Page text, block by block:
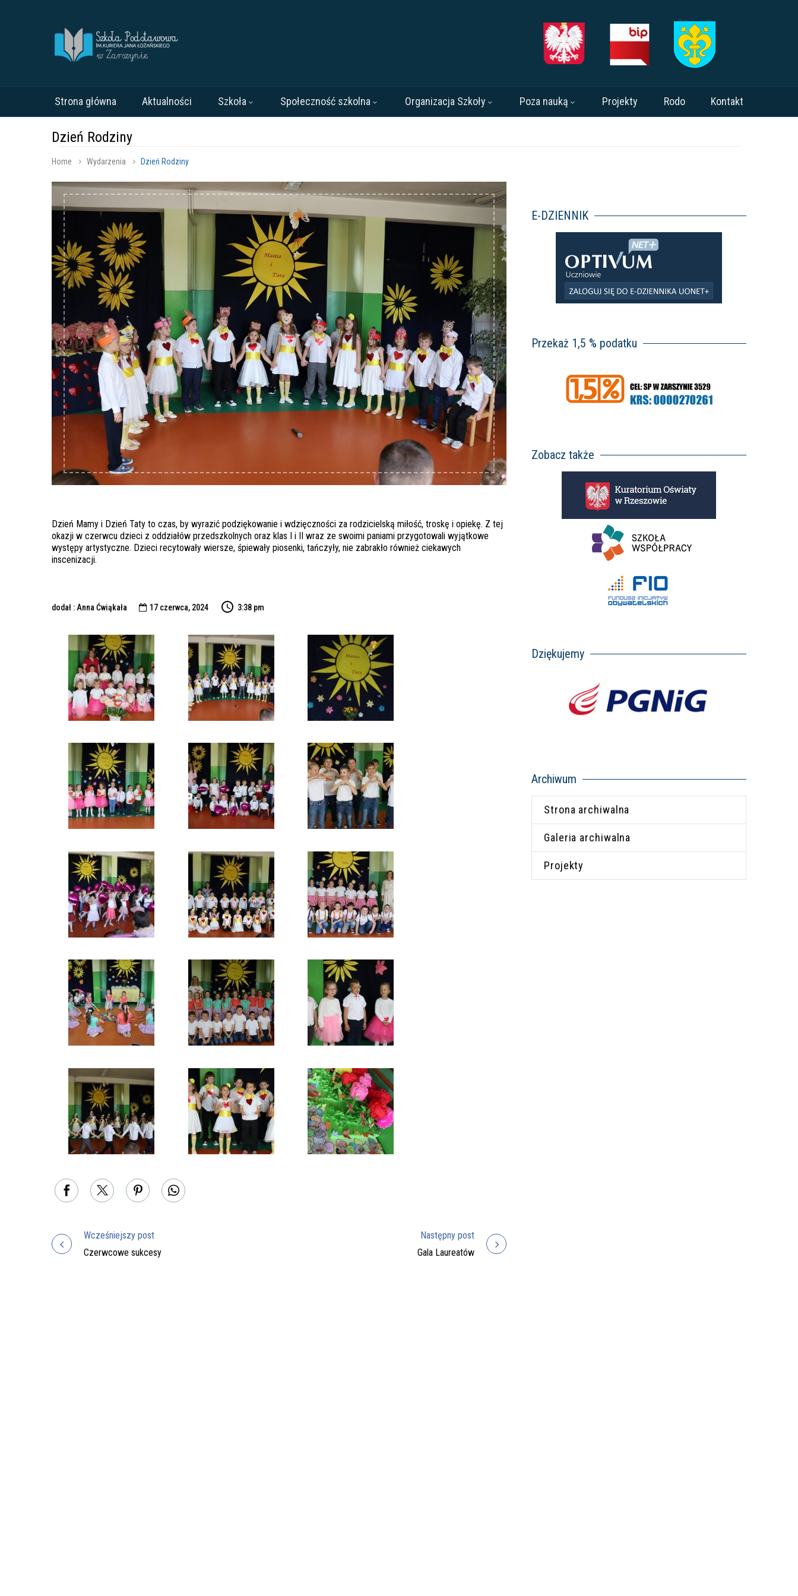
Strona główna Aktualności Szkoła Społeczność szkolna Organizacja Szkoły Poza nauką Projekty Rodo Kontakt
Dzień Rodziny
Home Wydarzenia Dzień Rodziny
Dzień Mamy i Dzień Taty to czas, by wyrazić podziękowanie i wdzięczności za rodzicielską miłość, troskę i opiekę. Z tej
okazji w czerwcu dzieci z oddziałów przedszkolnych oraz klas I i II wraz ze swoimi paniami przygotowali wyjątkowe
występy artystyczne. Dzieci recytowały wiersze, śpiewały piosenki, tańczyły, nie zabrakło również ciekawych
inscenizacji.
dodał : Anna Ćwiąkała  17 czerwca, 2024 3:38 pm
Nawigacja
Wcześniejszy post
Czerwcowe sukcesy
Następny post
Gala Laureatów
E-DZIENNIK
Przekaż 1,5 % podatku
Zobacz także
Dziękujemy
Archiwum
Strona archiwalna
Galeria archiwalna
Projekty